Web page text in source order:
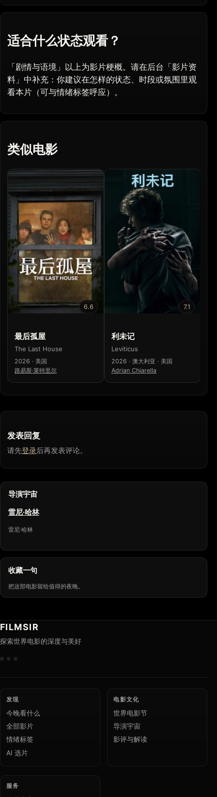
适合什么状态观看？
「剧情与语境」以上为影片梗概。请在后台「影片资
料」中补充：你建议在怎样的状态、时段或氛围里观
看本片（可与情绪标签呼应）。
类似电影
6.6
最后孤屋
The Last House
2026 · 美国
路易斯·莱特里尔
7.1
利未记
Leviticus
2026 · 澳大利亚 · 美国
Adrian Chiarella
发表回复
请先登录后再发表评论。
导演宇宙
雷尼·哈林
雷尼·哈林
收藏一句
把这部电影留给值得的夜晚。
FILMSIR
探索世界电影的深度与美好
发现
今晚看什么
全部影片
情绪标签
AI 选片
电影文化
世界电影节
导演宇宙
影评与解读
服务